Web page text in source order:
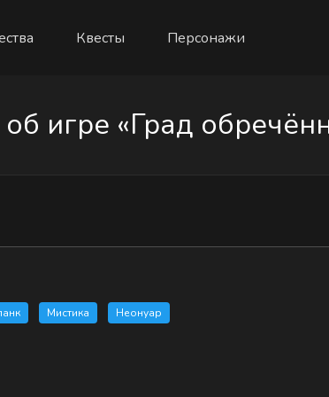
Квесты Персонажи
игре «Град
Мистика Неонуар